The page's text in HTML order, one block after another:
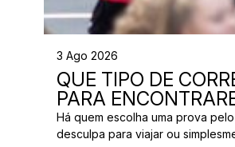
3 Ago 2026
QUE TIPO DE
PARA
Há quem escolha uma prova
desculpa para viajar ou